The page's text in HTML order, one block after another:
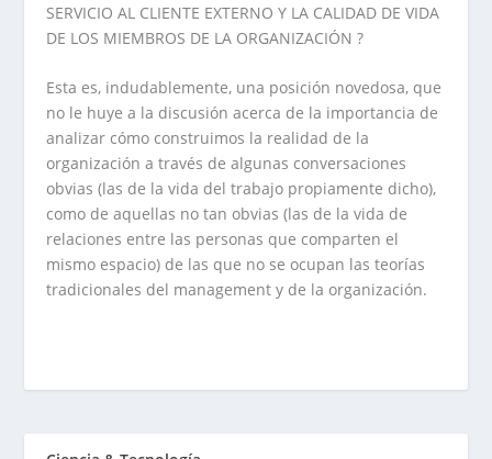
SERVICIO AL CLIENTE EXTERNO Y LA CALIDAD DE VIDA
DE LOS MIEMBROS DE LA ORGANIZACIÓN ?
Esta es, indudablemente, una posición novedosa, que
no le huye a la discusión acerca de la importancia de
analizar cómo construimos la realidad de la
organización a través de algunas conversaciones
obvias (las de la vida del trabajo propiamente dicho),
como de aquellas no tan obvias (las de la vida de
relaciones entre las personas que comparten el
mismo espacio) de las que no se ocupan las teorías
tradicionales del management y de la organización.